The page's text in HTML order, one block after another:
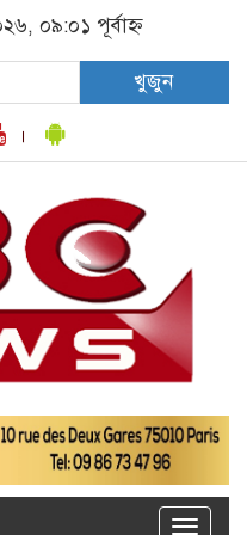
০৯:০১ পূর্বাহ্ন
খুজুন